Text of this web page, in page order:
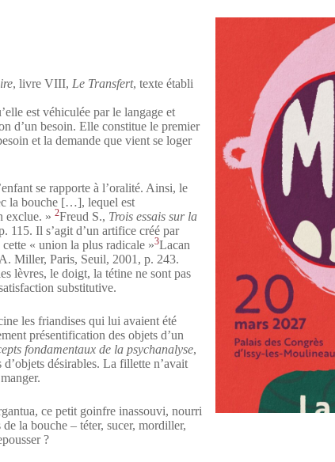
, livre VIII, Le Transfert, texte établi
est véhiculée par le langage et
d’un besoin. Elle constitue le premier
et la demande que vient se loger
se rapporte à l’oralité. Ainsi, le
la bouche […], lequel est
exclue. »2Freud S., Trois essais sur la
115. Il s’agit d’un artifice créé par
« union la plus radicale »3Lacan
Miller, Paris, Seuil, 2001, p. 243.
lèvres, le doigt, la tétine ne sont pas
substitutive.
les friandises qui lui avaient été
présentification des objets d’un
fondamentaux de la psychanalyse,
d’objets désirables. La fillette n’avait
ce petit goinfre inassouvi, nourri
la bouche – téter, sucer, mordiller,
?